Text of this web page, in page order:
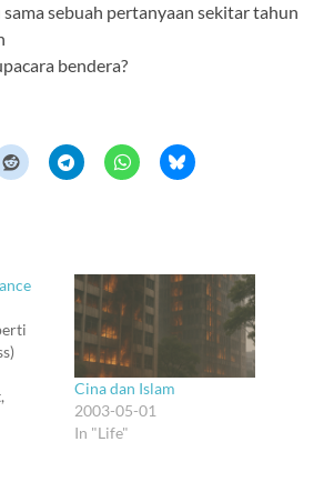
sebuah pertanyaan sekitar tahun
bendera?
Cina dan Islam
2003-05-01
In "Life"